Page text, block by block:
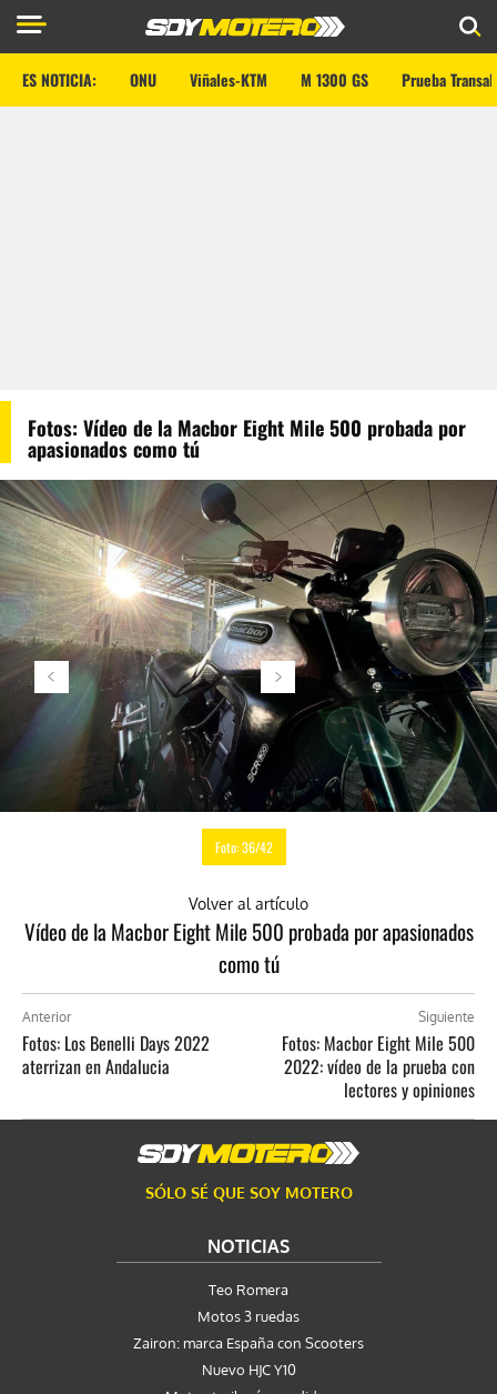
ES NOTICIA: ONU Viñales-KTM M 1300 GS Prueba
Fotos: Vídeo de la Macbor Eight Mile 500 probada por
apasionados como tú
Foto: 36/42
Volver al artículo
Vídeo de la Macbor Eight Mile 500 probada por apasionados
como tú
Anterior
Fotos: Los Benelli Days 2022
aterrizan en Andalucia
Siguiente
Fotos: Macbor Eight Mile 500
2022: vídeo de la prueba con
lectores y opiniones
SÓLO SÉ QUE SOY MOTERO
NOTICIAS
Teo Romera
Motos 3 ruedas
Zairon: marca España con Scooters
Nuevo HJC Y10